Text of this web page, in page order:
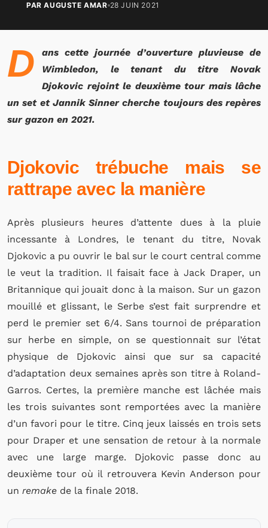
PAR AUGUSTE AMAR 28 JUIN 2021
D
ans cette journée d’ouverture pluvieuse de
Wimbledon, le tenant du titre Novak
Djokovic rejoint le deuxième tour mais lâche
un set et Jannik Sinner cherche toujours des repères
sur gazon en 2021.
Djokovic trébuche mais se
rattrape avec la manière
Après plusieurs heures d’attente dues à la pluie
incessante à Londres, le tenant du titre, Novak
Djokovic a pu ouvrir le bal sur le court central comme
le veut la tradition. Il faisait face à Jack Draper, un
Britannique qui jouait donc à la maison. Sur un gazon
mouillé et glissant, le Serbe s’est fait surprendre et
perd le premier set 6/4. Sans tournoi de préparation
sur herbe en simple, on se questionnait sur l’état
physique de Djokovic ainsi que sur sa capacité
d’adaptation deux semaines après son titre à Roland-
Garros. Certes, la première manche est lâchée mais
les trois suivantes sont remportées avec la manière
d’un favori pour le titre. Cinq jeux laissés en trois sets
pour Draper et une sensation de retour à la normale
avec une large marge. Djokovic passe donc au
deuxième tour où il retrouvera Kevin Anderson pour
un remake de la finale 2018.